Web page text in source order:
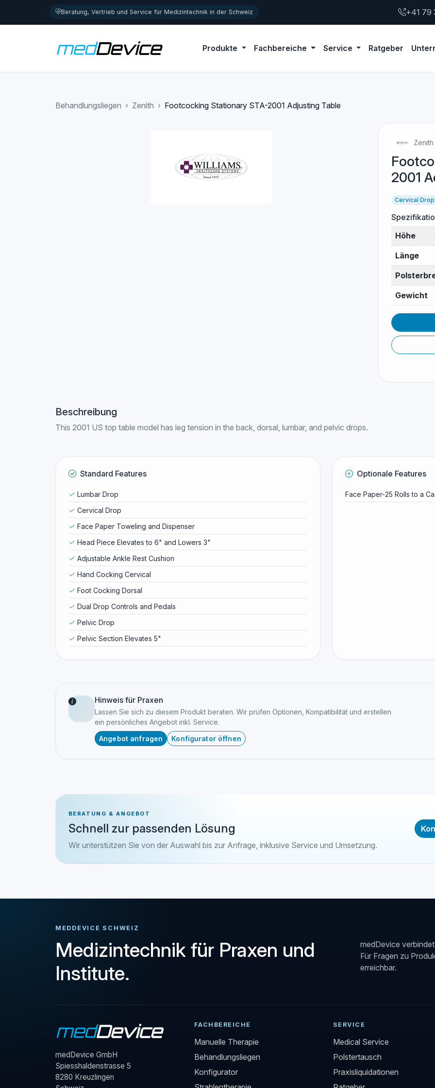
Beratung, Vertrieb und Service für Medizintechnik in der Schweiz +41 79
Produkte Fachbereiche Service Ratgeber
Behandlungsliegen Zenith Footcocking Stationary STA-2001 Adjusting Table
Zenith
2001
Cervical Drop
Höhe
Länge
Gewicht
Beschreibung
This 2001 US top table model has leg tension in the back, dorsal, lumbar, and pelvic drops.
Standard Features
Lumbar Drop
Cervical Drop
Face Paper Toweling and Dispenser
Head Piece Elevates to 6" and Lowers 3"
Adjustable Ankle Rest Cushion
Hand Cocking Cervical
Foot Cocking Dorsal
Dual Drop Controls and Pedals
Pelvic Drop
Pelvic Section Elevates 5"
Optionale Features
Face Paper-25 Rolls to a
Hinweis für Praxen
Lassen Sie sich zu diesem Produkt beraten. Wir prüfen Optionen, Kompatibilität und erstellen
ein persönliches Angebot inkl. Service.
Angebot anfragen
Konfigurator öffnen
BERATUNG & ANGEBOT
Schnell zur passenden Lösung
Wir unterstützen Sie von der Auswahl bis zur Anfrage, inklusive Service und Umsetzung.
MEDDEVICE SCHWEIZ
Medizintechnik für Praxen und
Institute.
medDevice
Für Fragen zu
erreichbar.
medDevice GmbH
Spiesshaldenstrasse 5
8280 Kreuzlingen
FACHBEREICHE
Manuelle Therapie
Behandlungsliegen
Konfigurator
SERVICE
Medical Service
Polstertausch
Praxisliquidationen